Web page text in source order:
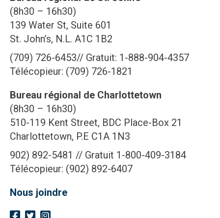
(8h30 – 16h30)
139 Water St, Suite 601
St. John’s, N.L. A1C 1B2
(709) 726-6453// Gratuit: 1-888-904-4357
Télécopieur: (709) 726-1821
Bureau régional de Charlottetown
(8h30 – 16h30)
510-119 Kent Street, BDC Place-Box 21
Charlottetown, P.E C1A 1N3
902) 892-5481 // Gratuit 1-800-409-3184
Télécopieur: (902) 892-6407
Nous joindre